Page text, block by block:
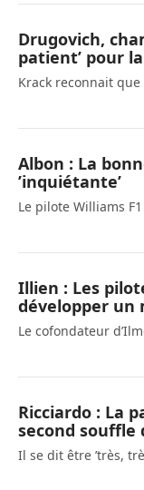
Drugovich,
patient’ pour la
Krack reconnait que
Albon : La
’inquiétante’
Le pilote Williams
Illien : Les
développer un
Le cofondateur
Ricciardo : La
second souffle
Il se dit être ’très,